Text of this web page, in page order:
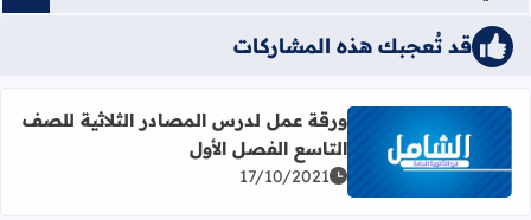
قد تُعجبك هذه المشاركات
اقرأ المزيد عن ورقة عمل لدرس المصادر الثلاثية للصف
ورقة عمل لدرس المصادر الثلاثية للصف
التاسع الفصل الأول
17/10/2021